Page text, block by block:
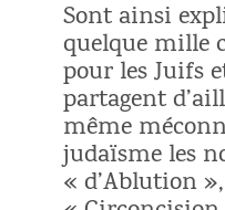
Sont ainsi
quelque mille
pour les Juifs
partagent
même
judaïsme les
« d’Ablution